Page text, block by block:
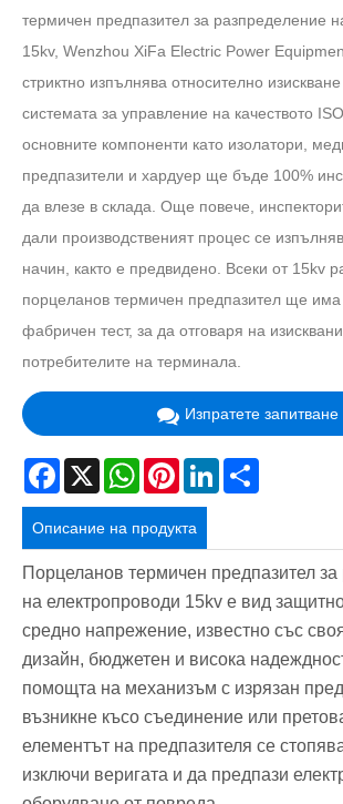
термичен предпазител за разпределение
15kv, Wenzhou XiFa Electric Power
стриктно изпълнява относително
системата за управление на качеството
основните компоненти като изолатори,
предпазители и хардуер ще бъде 100%
да влезе в склада. Още повече,
дали производственият процес се
начин, както е предвидено. Всеки от 15kv
порцеланов термичен предпазител ще има
фабричен тест, за да отговаря на
потребителите на терминала.
Изпратете запитване
Facebook
X WhatsAppPinterestLinkedIn
Описание на продукта
Порцеланов термичен предпазител
на електропроводи 15kv е вид
средно напрежение, известно със
дизайн, бюджетен и висока
помощта на механизъм с изрязан
възникне късо съединение или
елементът на предпазителя се
изключи веригата и да предпази